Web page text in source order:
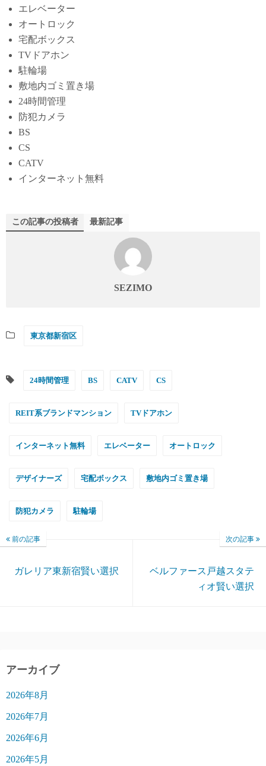
エレベーター
オートロック
宅配ボックス
TVドアホン
駐輪場
敷地内ゴミ置き場
24時間管理
防犯カメラ
BS
CS
CATV
インターネット無料
この記事の投稿者 最新記事
SEZIMO
東京都新宿区
24時間管理 BS CATV CS
REIT系ブランドマンション TVドアホン
インターネット無料 エレベーター オートロック
デザイナーズ 宅配ボックス 敷地内ゴミ置き場
防犯カメラ 駐輪場
前の記事
ガレリア東新宿賢い選択
次の記事
ベルファース戸越スタテ
ィオ賢い選択
アーカイブ
2026年8月
2026年7月
2026年6月
2026年5月